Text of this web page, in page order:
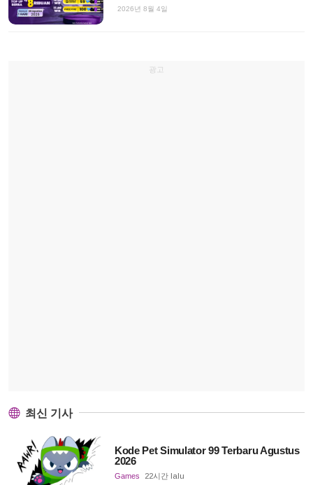
2026년 8월 4일
광고
최신 기사
Kode Pet Simulator 99 Terbaru Agustus
2026
Games 22시간 lalu